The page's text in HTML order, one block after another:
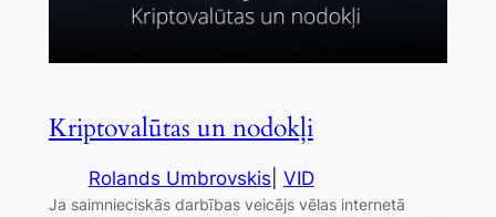
Kriptovalūtas un nodokļi
Rolands Umbrovskis VID
Ja saimnieciskās darbības veicējs vēlas internetā